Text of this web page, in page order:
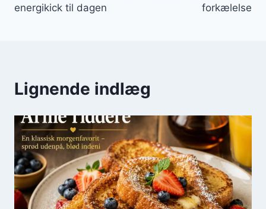
energikick til dagen
forkælelse
Lignende indlæg